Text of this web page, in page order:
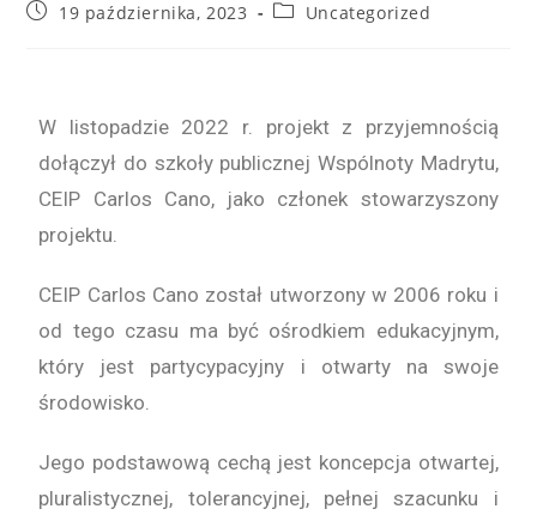
19 października, 2023 Uncategorized
W listopadzie 2022 r. projekt z przyjemnością
dołączył do szkoły publicznej Wspólnoty Madrytu,
CEIP Carlos Cano, jako członek stowarzyszony
projektu.
CEIP Carlos Cano został utworzony w 2006 roku i
od tego czasu ma być ośrodkiem edukacyjnym,
który jest partycypacyjny i otwarty na swoje
środowisko.
Jego podstawową cechą jest koncepcja otwartej,
pluralistycznej, tolerancyjnej, pełnej szacunku i